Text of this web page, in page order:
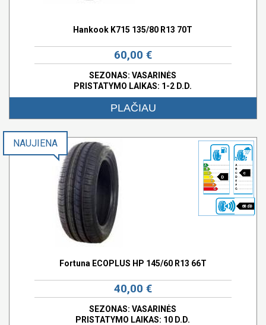
Hankook K715 135/80 R13 70T
60,00 €
SEZONAS: VASARINĖS
PRISTATYMO LAIKAS: 1-2 D.D.
PLAČIAU
D
c
68 dB
NAUJIENA
Fortuna ECOPLUS HP 145/60 R13 66T
40,00 €
SEZONAS: VASARINĖS
PRISTATYMO LAIKAS: 10 D.D.